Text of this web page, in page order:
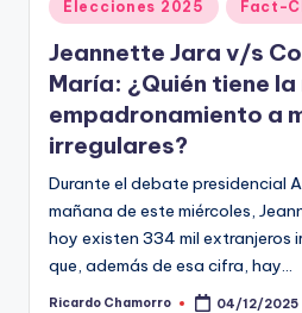
s
y
F
a
c
t
-
en
Elecciones 2025 Fact-
Jeannette Jara v/s
María: ¿Quién tiene
empadronamiento a
irregulares?
Durante el debate presidencial
mañana de este miércoles,
hoy existen 334 mil extranjeros
que, además de esa cifra, hay…
Publicado
Ricardo Chamorro 04/12/2025